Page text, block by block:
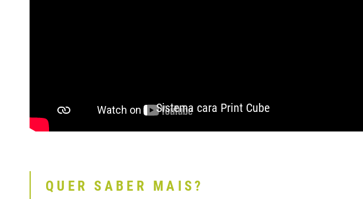
Sistema cara Print Cube
QUER SABER MAIS?